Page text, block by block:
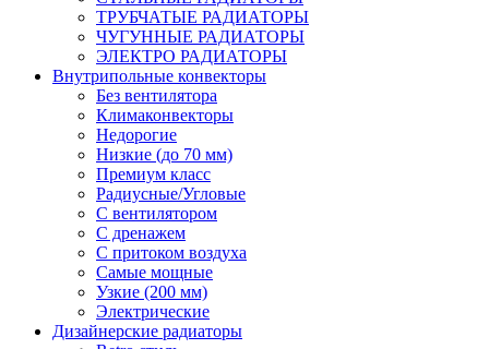
ТРУБЧАТЫЕ РАДИАТОРЫ
ЧУГУННЫЕ РАДИАТОРЫ
ЭЛЕКТРО РАДИАТОРЫ
Внутрипольные конвекторы
Без вентилятора
Климаконвекторы
Недорогие
Низкие (до 70 мм)
Премиум класс
Радиусные/Угловые
С вентилятором
С дренажем
С притоком воздуха
Самые мощные
Узкие (200 мм)
Электрические
Дизайнерские радиаторы